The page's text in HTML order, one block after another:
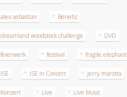
alex sebastian Benefiz
dreamland woodstock challenge DVD
feierwerk festival fragile elephant
ISE ISE in Concert jerry marotta
Konzert Live Live Music